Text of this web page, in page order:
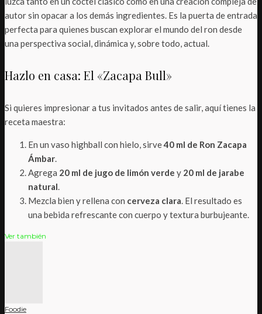
autor sin opacar a los demás ingredientes. Es la puerta de entrada
perfecta para quienes buscan explorar el mundo del ron desde
una perspectiva social, dinámica y, sobre todo, actual.
Hazlo en casa: El «Zacapa Bull»
Si quieres impresionar a tus invitados antes de salir, aquí tienes la
receta maestra:
En un vaso highball con hielo, sirve40 ml de Ron Zacapa
Ámbar.
Agrega 20 ml de jugo de limón verde y 20 ml de jarabe
natural.
Mezcla bien y rellena con cerveza clara. El resultado es
una bebida refrescante con cuerpo y textura burbujeante.
Ver también
Foodie